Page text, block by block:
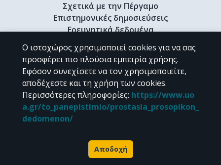
Σχετικά με την Πέργαμο
Επιστημονικές δημοσιεύσεις
Ερευνητικά δεδομένα
Διδακτορικές διατριβές & Γκρίζα βιβλιογραφία
Προφίλ Ερευνητή
CC BY-NC 4.0
Εκτός αν αναφέρεται διαφορετικά, το υλικό της "Περγάμου" διατίθεται
Powered by
Ο ιστοχώρος χρησιμοποιεί cookies για να σας
προσφέρει πιο πλούσια εμπειρία χρήσης.
Εφόσον συνεχίσετε να τον χρησιμοποιείτε,
αποδέχεστε και τη χρήση των cookies.
Περισσότερες πληροφορίες: https://www.uo
a.gr/to_panepistimio/prostasia_prosopikon_
dedomenon/
Αποδοχή